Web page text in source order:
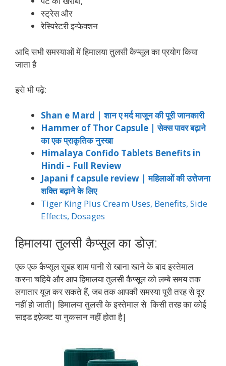
स्ट्रेस और
रेस्पिरेटरी इन्फेक्शन
आदि सभी समस्याओं में हिमालया तुलसी कैप्सूल का प्रयोग किया
जाता है
इसे भी पढ़े:
Shan e Mard | शान ए मर्द माजून की पूरी जानकारी
Hammer of Thor Capsule | सेक्स पावर बढ़ाने
का एक प्राकृतिक नुस्खा
Himalaya Confido Tablets Benefits in
Hindi – Full Review
Japani f capsule review | महिलाओं की उत्तेजना
शक्ति बढ़ाने के लिए
Tiger King Plus Cream Uses, Benefits, Side
Effects, Dosages
हिमालया तुलसी कैप्सूल का डोज़:
एक एक कैप्सूल सुबह शाम पानी से खाना खाने के बाद इस्तेमाल
करना चहिये और आप हिमालया तुलसी कैप्सूल को लम्बे समय तक
लगातार यूज़ कर सकते हैं, जब तक आपकी समस्या पूरी तरह से दूर
नहीं हो जाती| हिमालया तुलसी के इस्तेमाल से किसी तरह का कोई
साइड इफ़ेक्ट या नुकसान नहीं होता है|